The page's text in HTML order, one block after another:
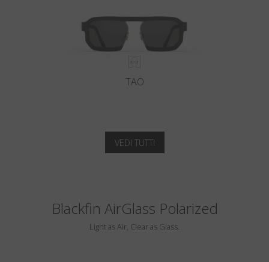
TAO
VEDI TUTTI
Blackfin AirGlass Polarized
Light as Air, Clear as Glass.